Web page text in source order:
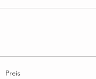
Preis